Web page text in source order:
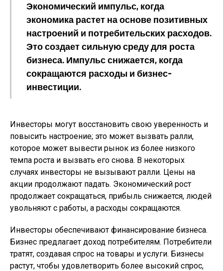
Экономический импульс, когда
экономика растет на основе позитивных
настроений и потребительских расходов.
Это создает сильную среду для роста
бизнеса. Импульс снижается, когда
сокращаются расходы и бизнес-
инвестиции.
Инвесторы могут восстановить свою уверенность и
повысить настроение; это может вызвать ралли,
которое может вывести рынок из более низкого
темпа роста и вызвать его снова. В некоторых
случаях инвесторы не вызывают ралли. Цены на
акции продолжают падать. Экономический рост
продолжает сокращаться, прибыль снижается, людей
увольняют с работы, а расходы сокращаются.
Инвесторы обеспечивают финансирование бизнеса.
Бизнес предлагает доход потребителям. Потребители
тратят, создавая спрос на товары и услуги. Бизнесы
растут, чтобы удовлетворить более высокий спрос,